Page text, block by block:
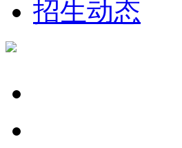
招生动态